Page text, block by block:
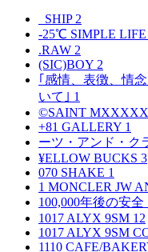
_SHIP2
-25℃ SIMPLE LIFE
.RAW 2
(SIC)BOY 2
｢感情、表徴、情
いて｣ 1
©SAINT
+81 GALLERY 1
ーツ・アンド・ク
¥ELLOW BUCKS 3
070 SHAKE 1
1 MONCLER JW
100,000年後の安全
1017 ALYX 9SM 12
1017 ALYX 9SM
1110 CAFE/